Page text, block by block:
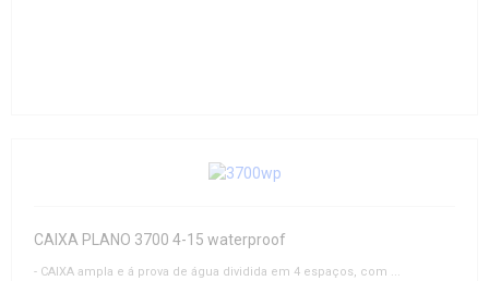
CAIXA PLANO 3700 4-15 waterproof
- CAIXA ampla e á prova de água dividida em 4 espaços, com ...